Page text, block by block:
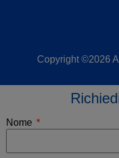
Copyright ©2026
Nome